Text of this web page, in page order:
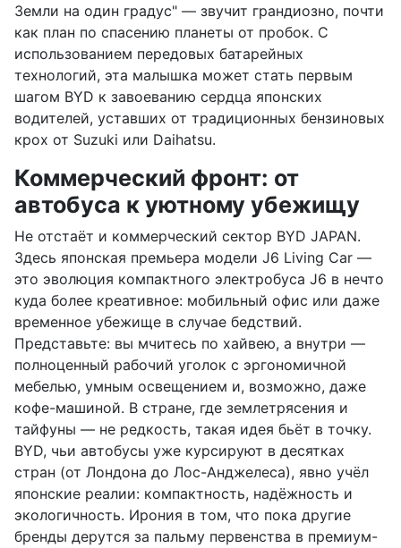
Земли на один градус" — звучит грандиозно, почти
как план по спасению планеты от пробок. С
использованием передовых батарейных
технологий, эта малышка может стать первым
шагом BYD к завоеванию сердца японских
водителей, уставших от традиционных бензиновых
крох от Suzuki или Daihatsu.
Коммерческий фронт: от
автобуса к уютному убежищу
Не отстаёт и коммерческий сектор BYD JAPAN.
Здесь японская премьера модели J6 Living Car —
это эволюция компактного электробуса J6 в нечто
куда более креативное: мобильный офис или даже
временное убежище в случае бедствий.
Представьте: вы мчитесь по хайвею, а внутри —
полноценный рабочий уголок с эргономичной
мебелью, умным освещением и, возможно, даже
кофе-машиной. В стране, где землетрясения и
тайфуны — не редкость, такая идея бьёт в точку.
BYD, чьи автобусы уже курсируют в десятках
стран (от Лондона до Лос-Анджелеса), явно учёл
японские реалии: компактность, надёжность и
экологичность. Ирония в том, что пока другие
бренды дерутся за пальму первенства в премиум-